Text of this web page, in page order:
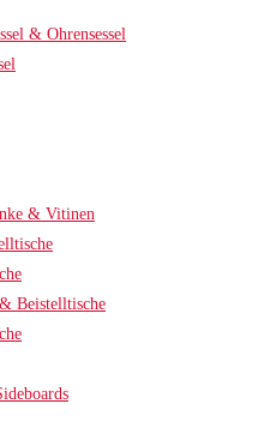
& Ohrensessel
& Vitinen
Beistelltische